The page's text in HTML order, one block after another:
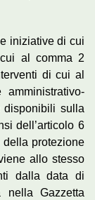
iniziative di cui
al comma 2
di cui al
sulla
dell’articolo 6
protezione
allo stesso
dalla data di
nella Gazzetta